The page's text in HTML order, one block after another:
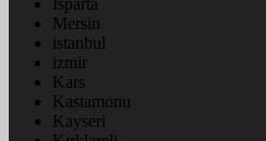
Isparta
Mersin
istanbul
izmir
Kars
Kastamonu
Kayseri